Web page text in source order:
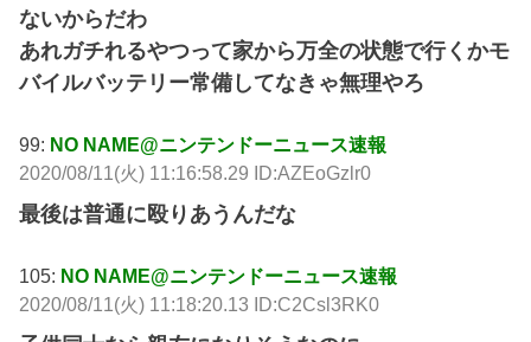
ないからだわ
あれガチれるやつって家から万全の状態で行くかモ
バイルバッテリー常備してなきゃ無理やろ
99: NO NAME@ニンテンドーニュース速報
2020/08/11(火) 11:16:58.29 ID:AZEoGzlr0
最後は普通に殴りあうんだな
105: NO NAME@ニンテンドーニュース速報
2020/08/11(火) 11:18:20.13 ID:C2Csl3RK0